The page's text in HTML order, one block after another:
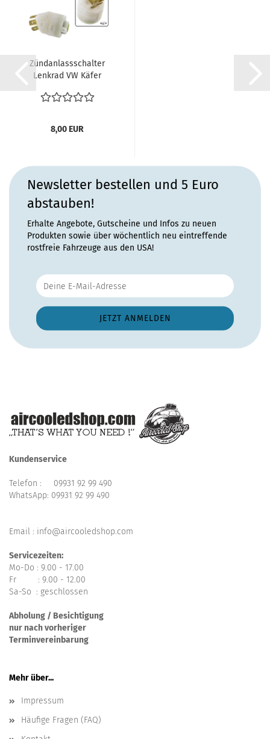
Zündanlassschalter
Lenkrad VW Käfer
8,00 EUR
Newsletter bestellen und 5 Euro
abstauben!
Erhalte Angebote, Gutscheine und Infos zu neuen
Produkten sowie über wöchentlich neu eintreffende
rostfreie Fahrzeuge aus den USA!
Kundenservice
Telefon : 09931 92 99 490
WhatsApp: 09931 92 99 490
Email : info@aircooledshop.com
Servicezeiten:
Mo-Do : 9.00 - 17.00
Fr : 9.00 - 12.00
Sa-So : geschlossen
Abholung / Besichtigung
nur nach vorheriger
Terminvereinbarung
Mehr über...
Impressum
Häufige Fragen (FAQ)